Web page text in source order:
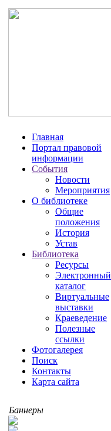
Главная
Портал правовой
информации
События
Новости
Мероприятия
О библиотеке
Общие
положения
История
Устав
Библиотека
Ресурсы
Электронный
каталог
Виртуальные
выставки
Краеведение
Полезные
ссылки
Фотогалерея
Поиск
Контакты
Карта сайта
Баннеры